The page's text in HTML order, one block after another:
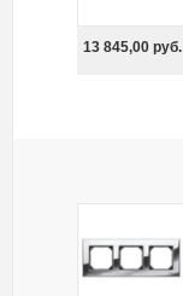
13 845,00руб.